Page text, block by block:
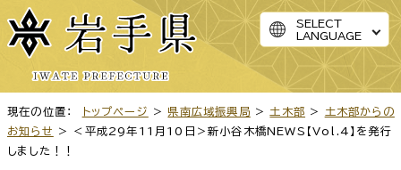
SELECT
LANGUAGE
現在の位置： トップページ > 県南広域振興局 > 土木部 >
土木部からの
お知らせ
> ＜平成29年11月10日＞新小谷木橋NEWS【Vol.4】を発行
しました！！